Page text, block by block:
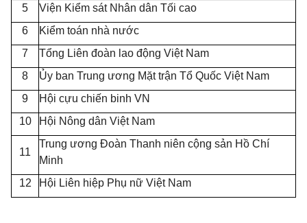
5
Viện Kiểm sát Nhân dân Tối cao
6
Kiểm toán nhà nước
7
Tổng Liên đoàn lao động Việt Nam
8
Ủy ban Trung ương Mặt trận Tổ Quốc Việt Nam
9
Hội cựu chiến binh VN
10
Hội Nông dân Việt Nam
11
Trung ương Đoàn Thanh niên cộng sản Hồ Chí
Minh
12
Hội Liên hiệp Phụ nữ Việt Nam